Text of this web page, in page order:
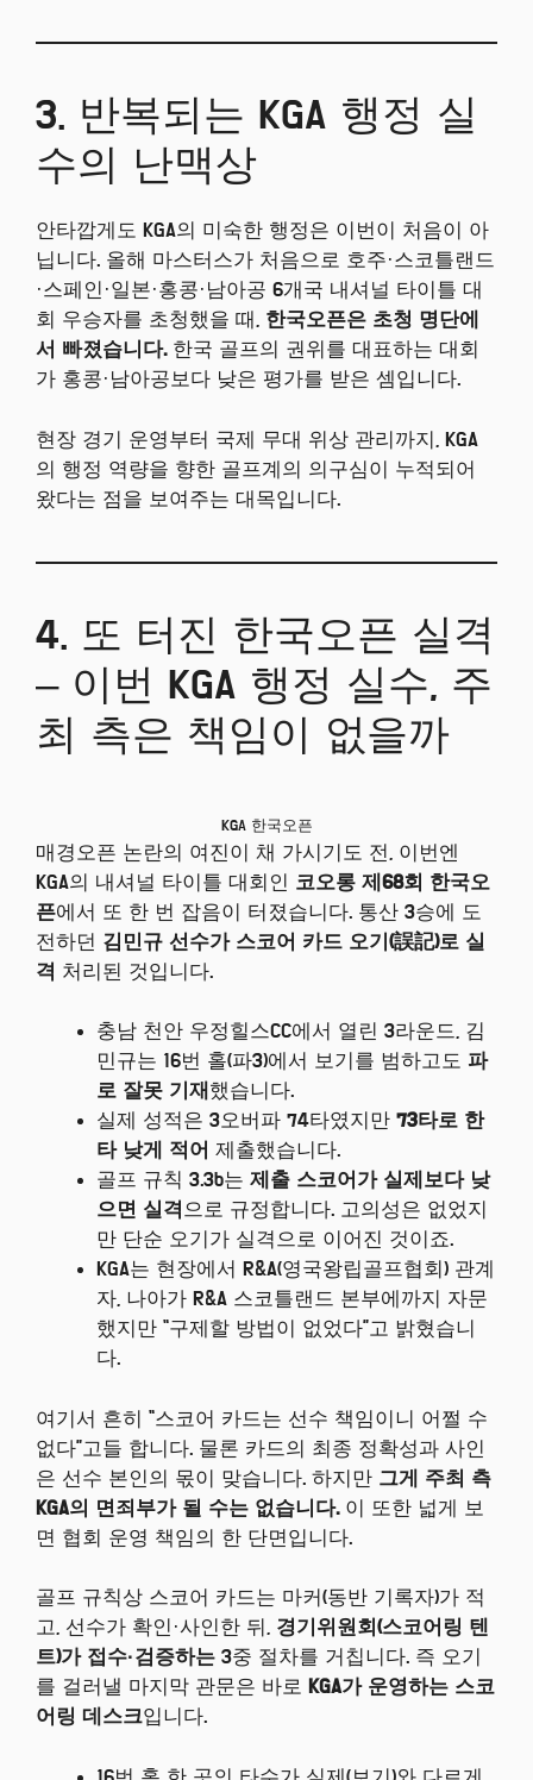
3. 반복되는 KGA 행정 실
수의 난맥상
안타깝게도 KGA의 미숙한 행정은 이번이 처음이 아
닙니다. 올해 마스터스가 처음으로 호주·스코틀랜드
·스페인·일본·홍콩·남아공 6개국 내셔널 타이틀 대
회 우승자를 초청했을 때, 한국오픈은 초청 명단에
서 빠졌습니다.한국 골프의 권위를 대표하는 대회
가 홍콩·남아공보다 낮은 평가를 받은 셈입니다.
현장 경기 운영부터 국제 무대 위상 관리까지, KGA
의 행정 역량을 향한 골프계의 의구심이 누적되어
왔다는 점을 보여주는 대목입니다.
4. 또 터진 한국오픈 실격
– 이번 KGA 행정 실수, 주
최 측은 책임이 없을까
KGA 한국오픈
매경오픈 논란의 여진이 채 가시기도 전, 이번엔
KGA의 내셔널 타이틀 대회인 코오롱 제68회 한국오
픈에서 또 한 번 잡음이 터졌습니다. 통산 3승에 도
전하던 김민규 선수가 스코어 카드 오기(誤記)로 실
격 처리된 것입니다.
충남 천안 우정힐스CC에서 열린 3라운드, 김
민규는 16번 홀(파3)에서 보기를 범하고도 파
로 잘못 기재 했습니다.
실제 성적은 3오버파 74타였지만 73타로 한
타 낮게 적어 제출했습니다.
골프 규칙 3.3b는 제출 스코어가 실제보다 낮
으면 실격 으로 규정합니다. 고의성은 없었지
만 단순 오기가 실격으로 이어진 것이죠.
KGA는 현장에서 R&A(영국왕립골프협회) 관계
자, 나아가 R&A 스코틀랜드 본부에까지 자문
했지만 “구제할 방법이 없었다”고 밝혔습니
다.
여기서 흔히 “스코어 카드는 선수 책임이니 어쩔 수
없다”고들 합니다. 물론 카드의 최종 정확성과 사인
은 선수 본인의 몫이 맞습니다. 하지만 그게 주최 측
KGA의 면죄부가 될 수는 없습니다.이 또한 넓게 보
면 협회 운영 책임의 한 단면입니다.
골프 규칙상 스코어 카드는 마커(동반 기록자)가 적
고, 선수가 확인·사인한 뒤, 경기위원회(스코어링 텐
트)가 접수·검증하는 3중 절차를 거칩니다. 즉 오기
를 걸러낼 마지막 관문은 바로 KGA가 운영하는 스코
어링 데스크입니다.